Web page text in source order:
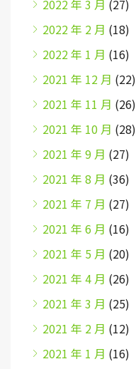
2022 年 3 月 (27)
2022 年 2 月 (18)
2022 年 1 月 (16)
2021 年 12 月 (22)
2021 年 11 月 (26)
2021 年 10 月 (28)
2021 年 9 月 (27)
2021 年 8 月 (36)
2021 年 7 月 (27)
2021 年 6 月 (16)
2021 年 5 月 (20)
2021 年 4 月 (26)
2021 年 3 月 (25)
2021 年 2 月 (12)
2021 年 1 月 (16)